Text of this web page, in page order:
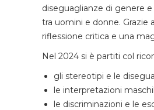
diseguaglianze di genere
tra uomini e donne.
riflessione critica e una
Nel 2024 si è partiti col
gli stereotipi e le
le interpretazioni
le discriminazioni e le